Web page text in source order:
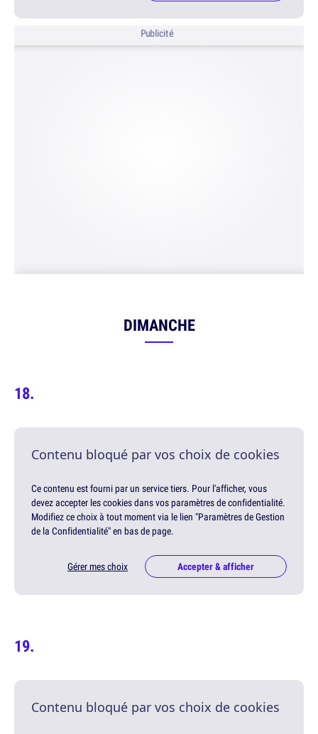
Publicité
DIMANCHE
Contenu bloqué par vos choix de cookies
Ce contenu est fourni par un service tiers. Pour l'afficher, vous
devez accepter les cookies dans vos paramètres de confidentialité.
Modifiez ce choix à tout moment via le lien "Paramètres de Gestion
de la Confidentialité" en bas de page.
Gérer mes choix Accepter & afficher
Contenu bloqué par vos choix de cookies